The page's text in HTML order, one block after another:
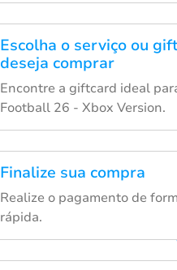
Escolha o serviço ou
deseja comprar
Encontre a giftcard ideal
Football 26 - Xbox Version.
Finalize sua compra
Realize o pagamento de
rápida.